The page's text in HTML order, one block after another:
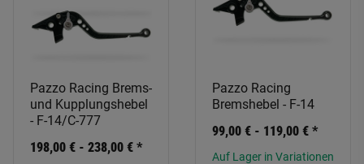
Pazzo Racing Brems-
und Kupplungshebel
- F-14/C-777
198,00 € - 238,00 € *
Pazzo Racing
Bremshebel - F-14
99,00 € - 119,00 € *
Auf Lager in Variationen